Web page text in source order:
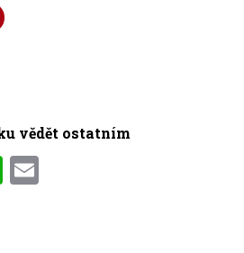
vědět ostatním
WhatsApp